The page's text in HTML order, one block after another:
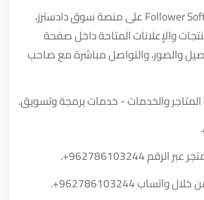
تعرّف على متجر Follower Software على منصة سوق دادسترز،
والإعلانات المتاحة داخل صفحة
والصور، والتواصل مباشرة مع صاحب
والخدمات - خدمات برمجة وتسويق.
عبر الرقم+962786103244
.
خلال واتساب+962786103244
.